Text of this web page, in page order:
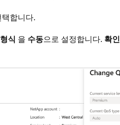
합니다.
식 을 수동으로 설정합니다. 확인